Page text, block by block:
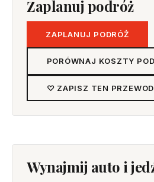
Zaplanuj podróż
ZAPLANUJ PODRÓŻ
PORÓWNAJ KOSZTY
♡ ZAPISZ TEN
Wynajmij auto i